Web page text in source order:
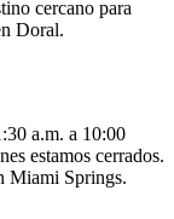
cercano para
Doral.
a.m. a 10:00
estamos cerrados.
Miami Springs.